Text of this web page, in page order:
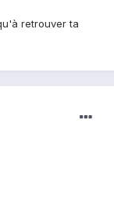
retrouver ta